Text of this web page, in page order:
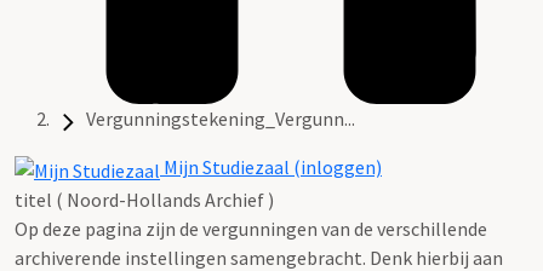
Vergunningstekening_Vergunn...
Mijn Studiezaal (inloggen)
titel ( Noord-Hollands Archief )
Op deze pagina zijn de vergunningen van de verschillende
archiverende instellingen samengebracht. Denk hierbij aan